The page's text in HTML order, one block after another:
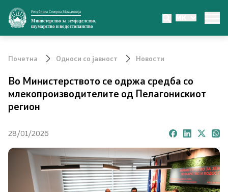
Република Северна Македонија
Министерство за земјоделство,
шумарство и водостопанство
MK
Министерство
Заменик министер
Органи во состав
Органограм
Почетна Односи со јавност Новости
Во Министерството се одржа средба со
млекопроизводителите од Пелагонискиот
регион
28/01/2026